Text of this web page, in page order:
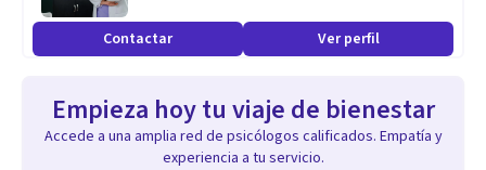
Aptitudes
ansiedad
psicología infanto-juvenil
Contactar Ver perfil
Empieza hoy tu viaje de bienestar
Accede a una amplia red de psicólogos calificados. Empatía y
experiencia a tu servicio.